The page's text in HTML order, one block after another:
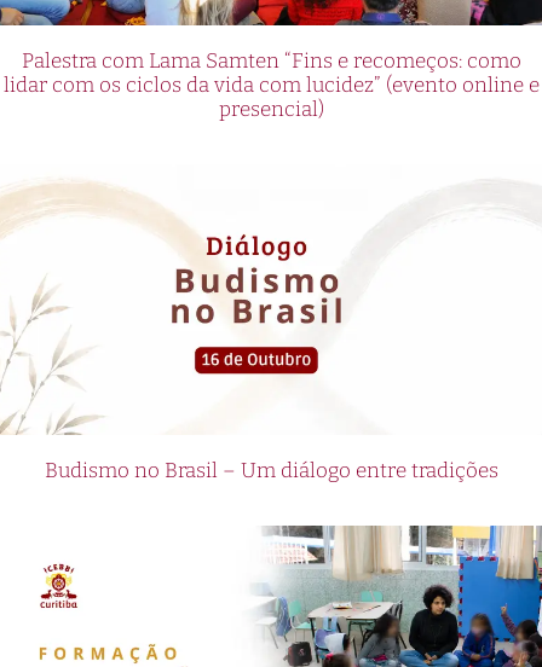
Palestra com Lama Samten “Fins e recomeços: como
lidar com os ciclos da vida com lucidez” (evento online e
presencial)
Budismo no Brasil – Um diálogo entre tradições